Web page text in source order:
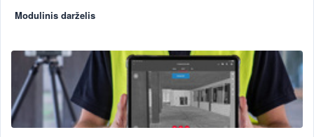
Modulinis darželis